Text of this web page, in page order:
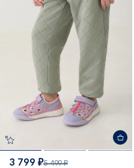
3 799 ₽5 499 ₽